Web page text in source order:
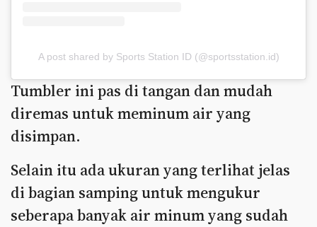
A post shared by Sports Station ID (@sportsstation.id)
Tumbler ini pas di tangan dan mudah
diremas untuk meminum air yang
disimpan.
Selain itu ada ukuran yang terlihat jelas
di bagian samping untuk mengukur
seberapa banyak air minum yang sudah